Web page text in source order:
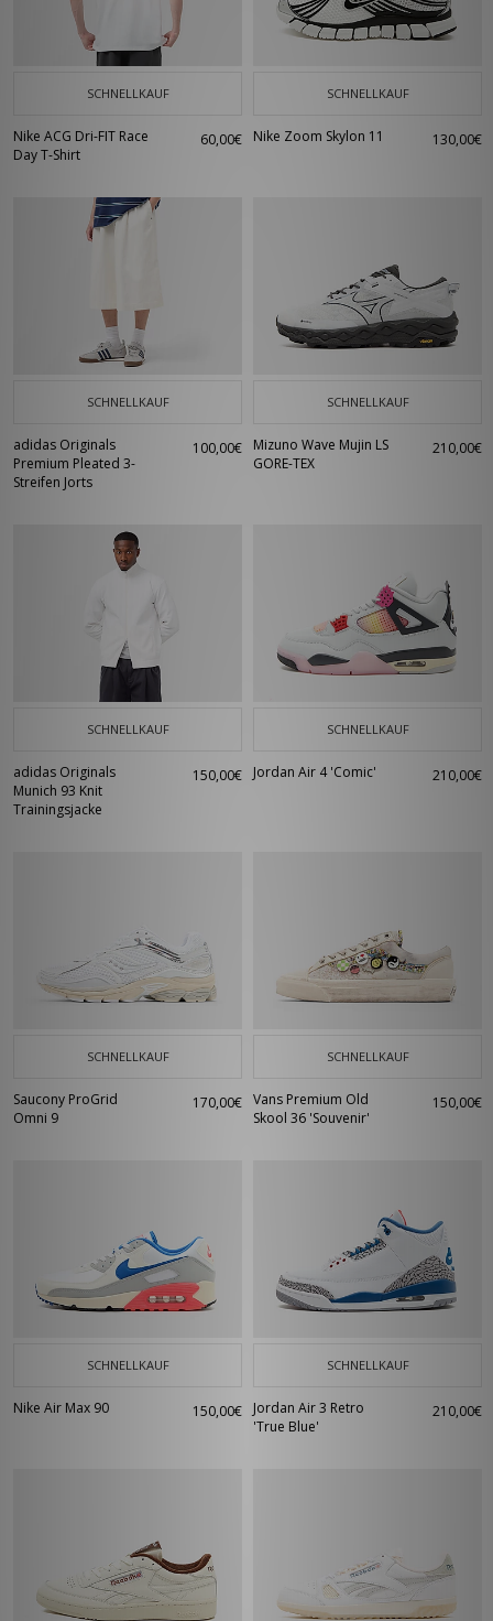
SCHNELLKAUF
Nike ACG Dri-FIT Race
Day T-Shirt
60,00€
SCHNELLKAUF
Nike Zoom Skylon 11 130,00€
SCHNELLKAUF
adidas Originals
Premium Pleated 3-
Streifen Jorts
100,00€
SCHNELLKAUF
Mizuno Wave Mujin LS
GORE-TEX
210,00€
SCHNELLKAUF
adidas Originals
Munich 93 Knit
Trainingsjacke
150,00€
SCHNELLKAUF
Jordan Air 4 'Comic' 210,00€
SCHNELLKAUF
Saucony ProGrid
Omni 9
170,00€
SCHNELLKAUF
Vans Premium Old
Skool 36 'Souvenir'
150,00€
SCHNELLKAUF
Nike Air Max 90 150,00€
SCHNELLKAUF
Jordan Air 3 Retro
'True Blue'
210,00€